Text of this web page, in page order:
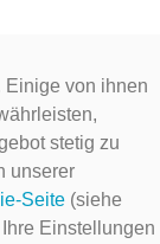
Einige von ihnen
stetig zu
unserer
Seite (siehe
Einstellungen